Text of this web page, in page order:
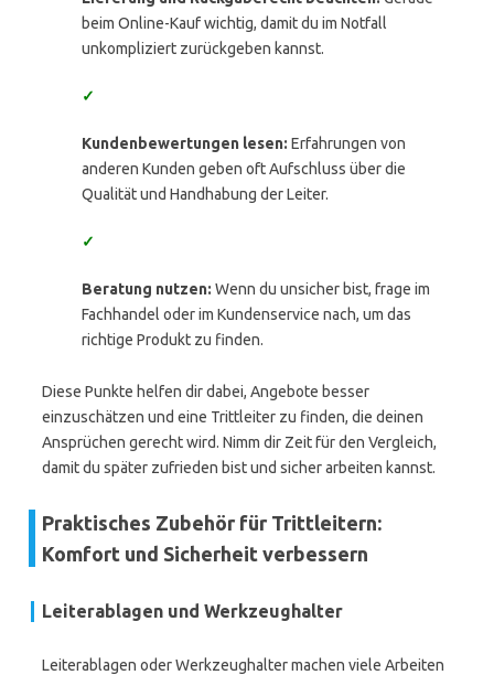
beim Online-Kauf wichtig, damit du im Notfall
unkompliziert zurückgeben kannst.
✓
Kundenbewertungen lesen: Erfahrungen von
anderen Kunden geben oft Aufschluss über die
Qualität und Handhabung der Leiter.
✓
Beratung nutzen: Wenn du unsicher bist, frage im
Fachhandel oder im Kundenservice nach, um das
richtige Produkt zu finden.
Diese Punkte helfen dir dabei, Angebote besser
einzuschätzen und eine Trittleiter zu finden, die deinen
Ansprüchen gerecht wird. Nimm dir Zeit für den Vergleich,
damit du später zufrieden bist und sicher arbeiten kannst.
Praktisches Zubehör für Trittleitern:
Komfort und Sicherheit verbessern
Leiterablagen und Werkzeughalter
Leiterablagen oder Werkzeughalter machen viele Arbeiten